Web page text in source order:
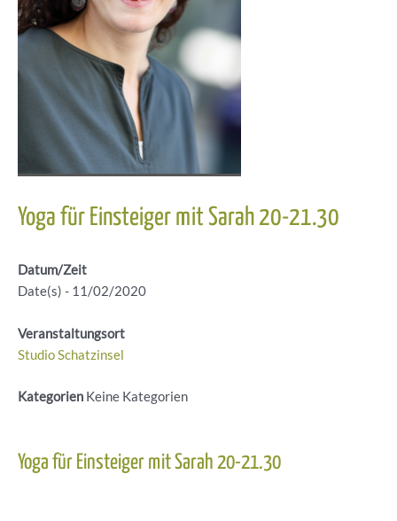
Yoga für Einsteiger mit Sarah 20-21.30
Datum/Zeit
Date(s) - 11/02/2020
Veranstaltungsort
Studio Schatzinsel
Kategorien Keine Kategorien
Yoga für Einsteiger mit Sarah 20-21.30